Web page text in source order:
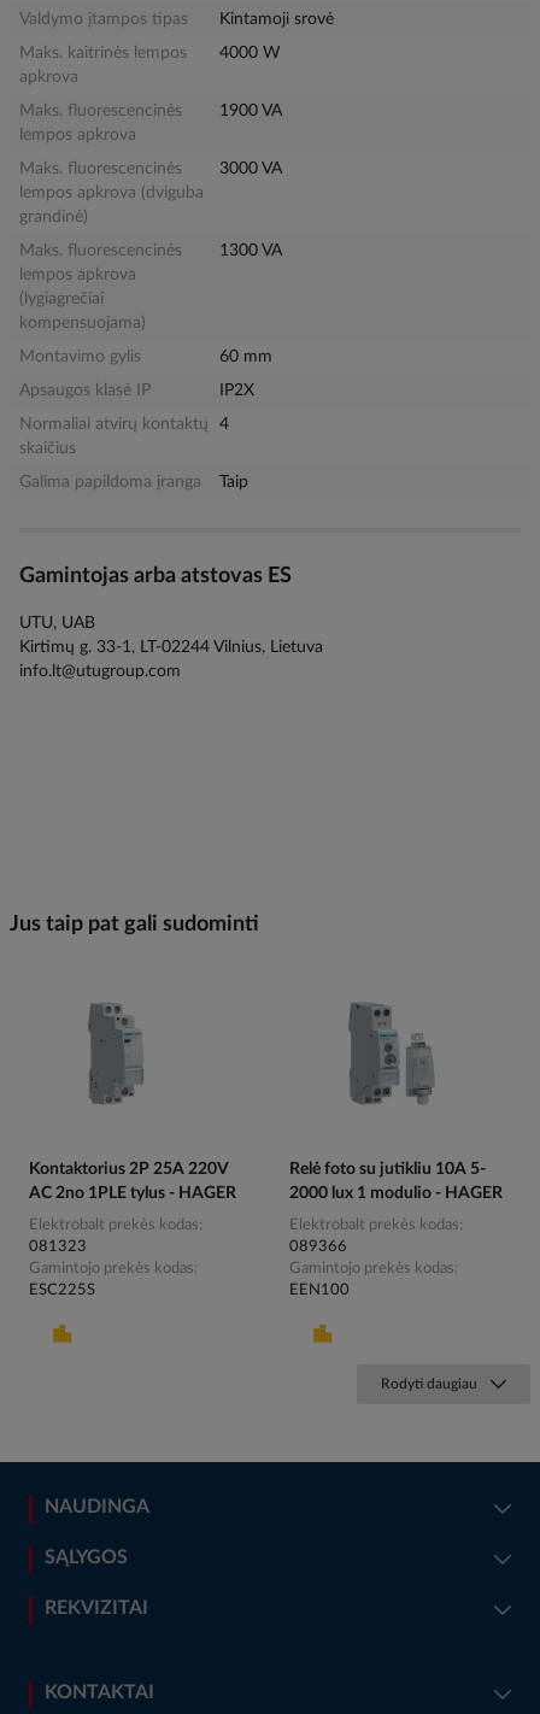
Valdymo įtampos tipas
Kintamoji srovė
Maks. kaitrinės lempos
apkrova
4000 W
Maks. fluorescencinės
lempos apkrova
1900 VA
Maks. fluorescencinės
lempos apkrova (dviguba
grandinė)
3000 VA
Maks. fluorescencinės
lempos apkrova
(lygiagrečiai
kompensuojama)
1300 VA
Montavimo gylis
60 mm
Apsaugos klasė IP
IP2X
Normaliai atvirų kontaktų
skaičius
4
Galima papildoma įranga Taip
Gamintojas arba atstovas ES
UTU, UAB
Kirtimų g. 33-1, LT-02244 Vilnius, Lietuva
info.lt@utugroup.com
Jus taip pat gali sudominti
Kontaktorius 2P 25A 220V
AC 2no 1PLE tylus - HAGER
Elektrobalt prekės kodas
081323
Gamintojo prekės kodas
ESC225S
Relė foto su jutikliu 10A 5-
2000 lux 1 modulio - HAGER
Elektrobalt prekės kodas
089366
Gamintojo prekės kodas
EEN100
Rodyti daugiau
NAUDINGA
SĄLYGOS
REKVIZITAI
KONTAKTAI